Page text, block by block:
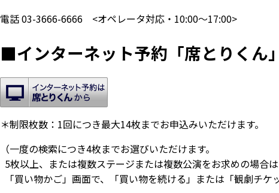
電話03-3666-6666 <オペレータ対応・10:00～17:00>
■インターネット予約「席とりくん」
＊制限枚数：1回につき最大14枚までお申込みいただけます。
（一度の検索につき4枚までお選びいただけます。
5枚以上、または複数ステージまたは複数公演をお求めの場合は
「買い物かご」画面で、「買い物を続ける」または「観劇チ